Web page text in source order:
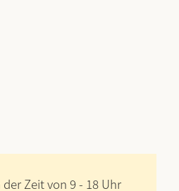
Zeit von 9 - 18 Uhr